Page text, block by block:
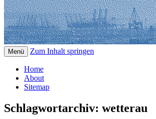
Menü Zum Inhalt springen
Home
About
Sitemap
Schlagwortarchiv: wetterau